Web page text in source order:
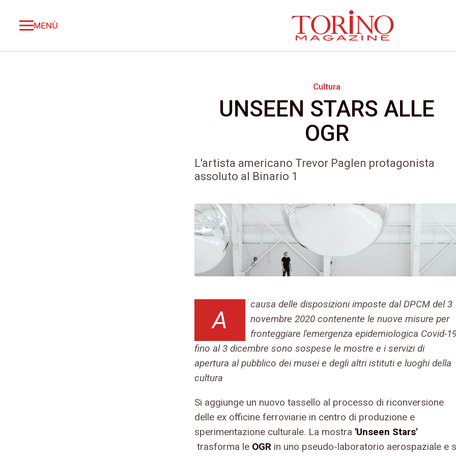
MENÙ
Cultura
UNSEEN STARS ALLE
OGR
L'artista americano Trevor Paglen protagonista
assoluto al Binario 1
A
causa delle disposizioni imposte dal DPCM del 3
novembre 2020 contenente le nuove misure per
fronteggiare l'emergenza epidemiologica Covid-
fino al 3 dicembre sono sospese le mostre e i servizi di
apertura al pubblico dei musei e degli altri istituti e luoghi della
cultura
Si aggiunge un nuovo tassello al processo di riconversione
delle ex officine ferroviarie in centro di produzione e
sperimentazione culturale. La mostra 'Unseen Stars'
trasforma le OGR in uno pseudo-laboratorio aerospaziale e